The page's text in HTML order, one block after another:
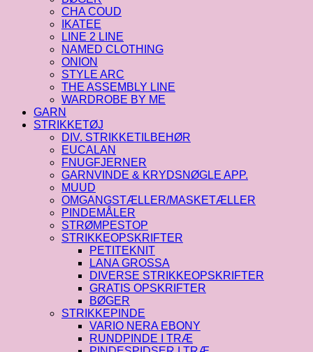
CHA COUD
IKATEE
LINE 2 LINE
NAMED CLOTHING
ONION
STYLE ARC
THE ASSEMBLY LINE
WARDROBE BY ME
GARN
STRIKKETØJ
DIV. STRIKKETILBEHØR
EUCALAN
FNUGFJERNER
GARNVINDE & KRYDSNØGLE APP.
MUUD
OMGANGSTÆLLER/MASKETÆLLER
PINDEMÅLER
STRØMPESTOP
STRIKKEOPSKRIFTER
PETITEKNIT
LANA GROSSA
DIVERSE STRIKKEOPSKRIFTER
GRATIS OPSKRIFTER
BØGER
STRIKKEPINDE
VARIO NERA EBONY
RUNDPINDE I TRÆ